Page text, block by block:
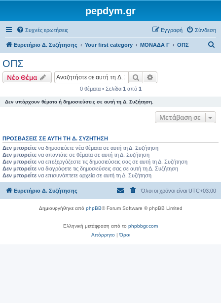
pepdym.gr
Συχνές ερωτήσεις Σύνδεση
Εγγραφή
Ευρετήριο Δ. Συζήτησης Your first category ΜΟΝΑΔΑ Γ ΟΠΣ
ΟΠΣ
Νέο Θέμα Αναζήτηση
0 θέματα • Σελίδα 1 από 1
Δεν υπάρχουν θέματα ή δημοσιεύσεις σε αυτή τη Δ. Συζήτηση.
Μετάβαση σε
ΠΡΟΣΒΆΣΕΙΣ ΣΕ ΑΥΤΉ ΤΗ Δ. ΣΥΖΉΤΗΣΗ
Δεν μπορείτε να δημοσιεύετε νέα θέματα σε αυτή τη Δ. Συζήτηση
Δεν μπορείτε να απαντάτε σε θέματα σε αυτή τη Δ. Συζήτηση
Δεν μπορείτε να επεξεργάζεστε τις δημοσιεύσεις σας σε αυτή τη Δ. Συζήτηση
Δεν μπορείτε να διαγράφετε τις δημοσιεύσεις σας σε αυτή τη Δ. Συζήτηση
Δεν μπορείτε να επισυνάπτετε αρχεία σε αυτή τη Δ. Συζήτηση
Ευρετήριο Δ. Συζήτησης Όλοι οι χρόνοι είναι UTC+03:00
Δημιουργήθηκε από phpBB® Forum Software © phpBB Limited
Ελληνική μετάφραση από το phpbbgr.com
Απόρρητο|Όροι